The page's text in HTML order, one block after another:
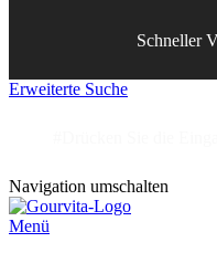
Schneller
Erweiterte Suche
Navigation umschalten
Menü